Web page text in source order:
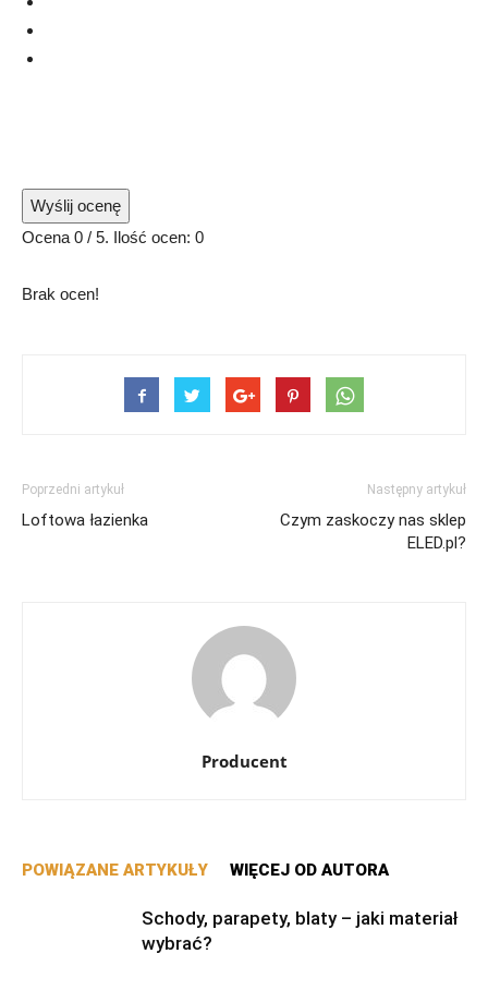
Wyślij ocenę
Ocena 0 / 5. Ilość ocen: 0
Brak ocen!
Poprzedni artykuł
Loftowa łazienka
Następny artykuł
Czym zaskoczy nas sklep
ELED.pl?
Producent
POWIĄZANE ARTYKUŁY WIĘCEJ OD AUTORA
Schody, parapety, blaty – jaki materiał
wybrać?